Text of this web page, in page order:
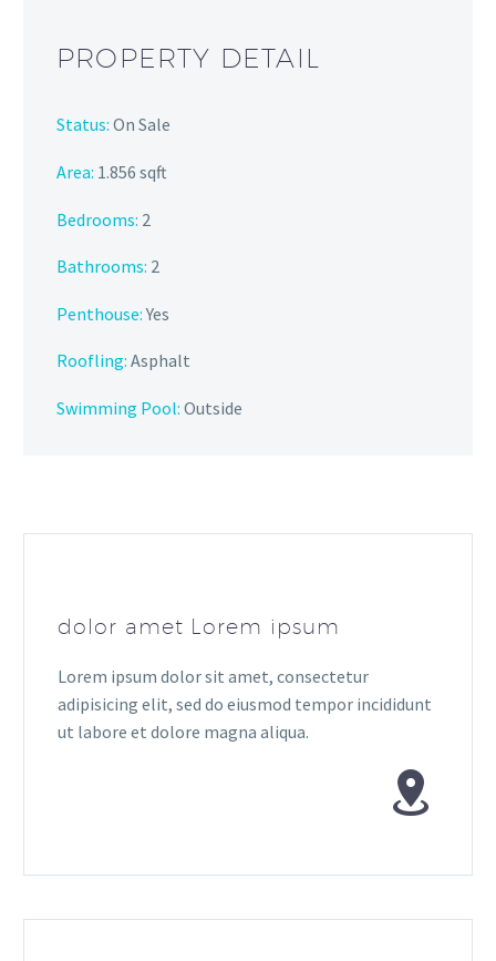
PROPERTY DETAIL
Status: On Sale
Area: 1.856 sqft
Bedrooms: 2
Bathrooms: 2
Penthouse:Yes
Roofling: Asphalt
Swimming Pool: Outside
dolor amet Lorem ipsum
Lorem ipsum dolor sit amet, consectetur
adipisicing elit, sed do eiusmod tempor incididunt
ut labore et dolore magna aliqua.

